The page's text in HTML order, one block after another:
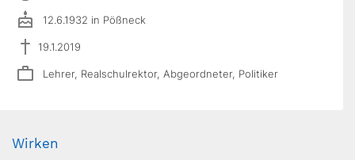
12.6.1932 in Pößneck
19.1.2019
Lehrer, Realschulrektor, Abgeordneter, Politiker
Wirken